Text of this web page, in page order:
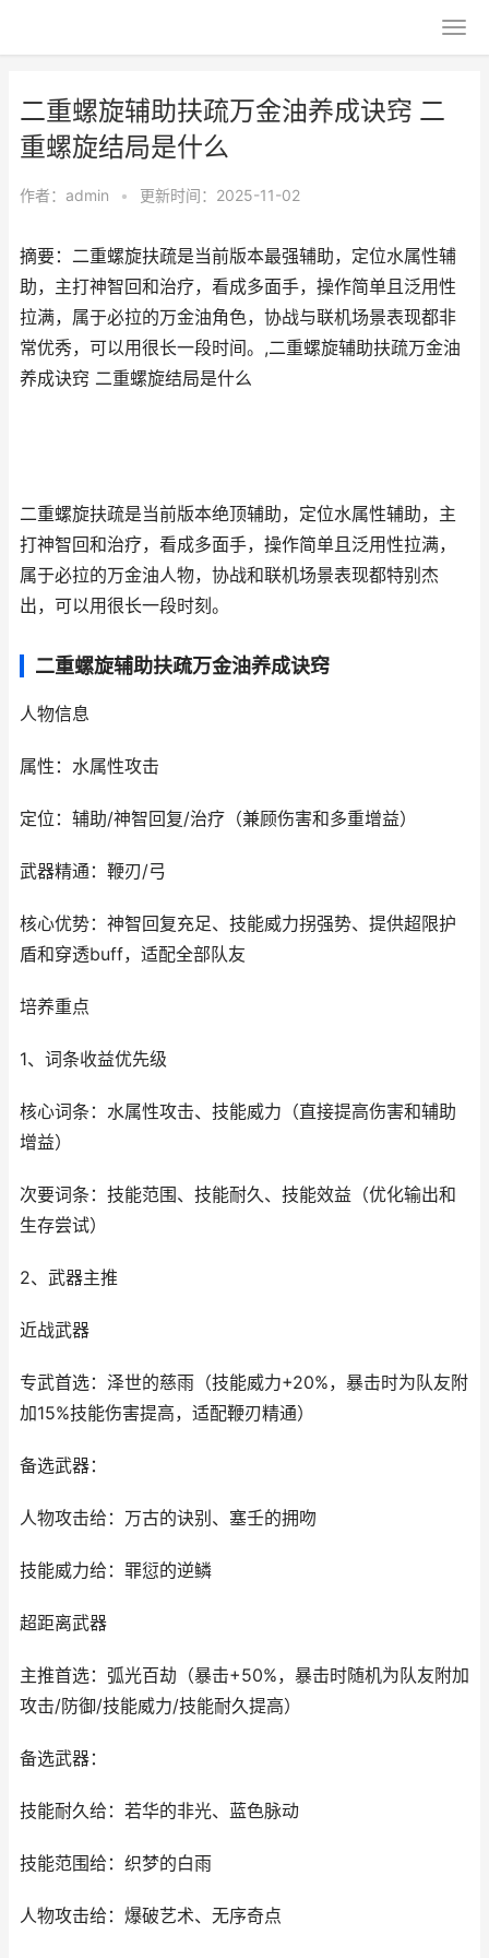
二重螺旋辅助扶疏万金油养成诀窍 二
重螺旋结局是什么
作者： admin • 更新时间：2025-11-02
摘要：二重螺旋扶疏是当前版本最强辅助，定位水属性辅
助，主打神智回和治疗，看成多面手，操作简单且泛用性
拉满，属于必拉的万金油角色，协战与联机场景表现都非
常优秀，可以用很长一段时间。,二重螺旋辅助扶疏万金油
养成诀窍 二重螺旋结局是什么
二重螺旋扶疏是当前版本绝顶辅助，定位水属性辅助，主
打神智回和治疗，看成多面手，操作简单且泛用性拉满，
属于必拉的万金油人物，协战和联机场景表现都特别杰
出，可以用很长一段时刻。
二重螺旋辅助扶疏万金油养成诀窍
人物信息
属性：水属性攻击
定位：辅助/神智回复/治疗（兼顾伤害和多重增益）
武器精通：鞭刃/弓
核心优势：神智回复充足、技能威力拐强势、提供超限护
盾和穿透buff，适配全部队友
培养重点
1、词条收益优先级
核心词条：水属性攻击、技能威力（直接提高伤害和辅助
增益）
次要词条：技能范围、技能耐久、技能效益（优化输出和
生存尝试）
2、武器主推
近战武器
专武首选：泽世的慈雨（技能威力+20%，暴击时为队友附
加15%技能伤害提高，适配鞭刃精通）
备选武器：
人物攻击给：万古的诀别、塞壬的拥吻
技能威力给：罪愆的逆鳞
超距离武器
主推首选：弧光百劫（暴击+50%，暴击时随机为队友附加
攻击/防御/技能威力/技能耐久提高）
备选武器：
技能耐久给：若华的非光、蓝色脉动
技能范围给：织梦的白雨
人物攻击给：爆破艺术、无序奇点